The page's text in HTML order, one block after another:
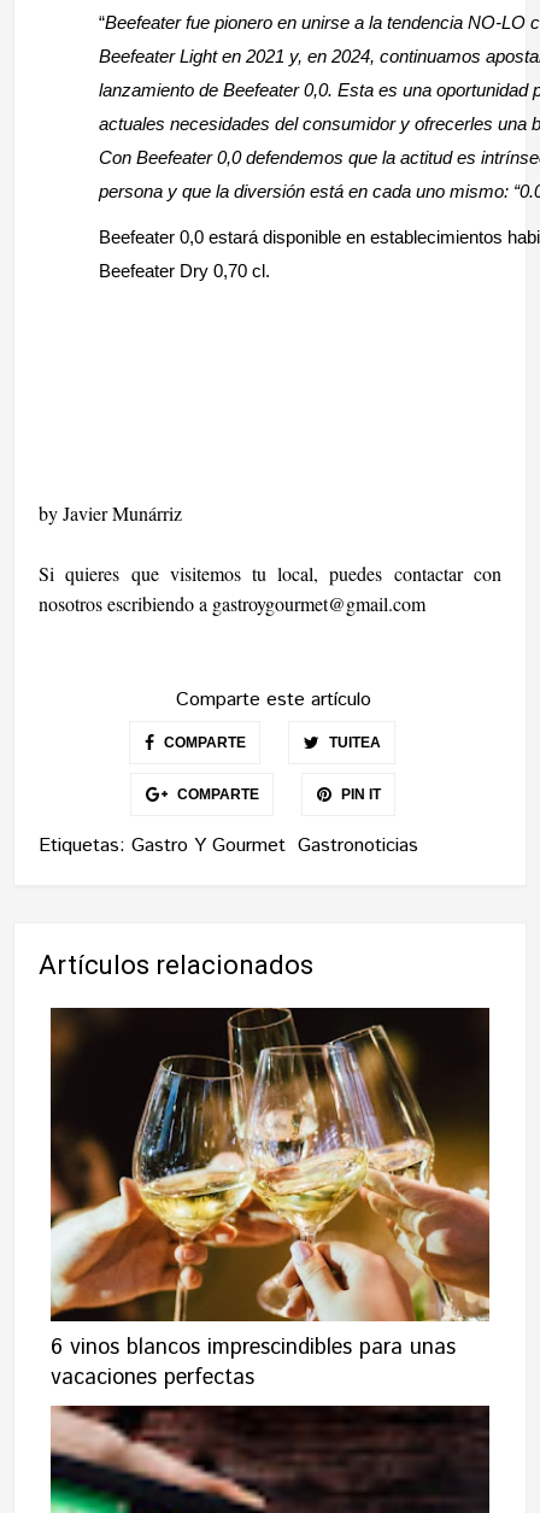
“Beefeater fue pionero en unirse a la tendencia NO-LO
Beefeater Light en 2021 y, en 2024, continuamos
lanzamiento de Beefeater 0,0. Esta es una oportunidad
actuales necesidades del consumidor y ofrecerles una
Con Beefeater 0,0 defendemos que la actitud es
persona y que la diversión está en cada uno mismo:
Beefeater 0,0 estará disponible en establecimientos
Beefeater Dry 0,70 cl.
by Javier Munárriz
Si quieres que visitemos tu local, puedes contactar con
nosotros escribiendo a gastroygourmet@gmail.com
Comparte este artículo
COMPARTE TUITEA
COMPARTE PIN IT
Etiquetas:Gastro Y Gourmet Gastronoticias
Artículos relacionados
6 vinos blancos imprescindibles para unas
vacaciones perfectas